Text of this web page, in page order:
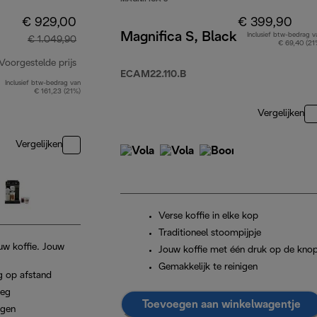
€ 929,00
€ 1.049,90
prijs
originele prijs € 1.049,90
Inclusief btw-bedrag van
€ 161,23 (21%)
Vergelijken
koffie. Jouw
op afstand
Magnifica S, Black
ECAM22.110.B
€ 399,90
Inclusief btw-bedrag
€ 69,40
Vergelijken
Verse koffie in elke kop
Traditioneel stoompijpje
Jouw koffie met één druk op de
Gemakkelijk te reinigen
Toevoegen aan winkelwagentje